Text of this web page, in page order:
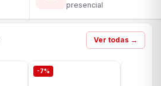
presencial
Ver todas →
-7%